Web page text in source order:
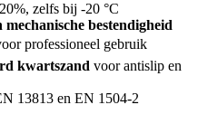
zelfs bij -20 °C
bestendigheid
professioneel gebruik
kwartszand voor antislip en
13813 en EN 1504-2